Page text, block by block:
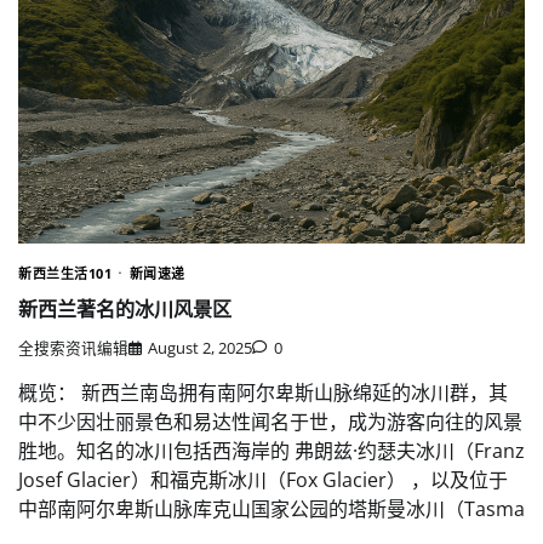
新西兰生活101 新闻速递
新西兰著名的冰川风景区
全搜索资讯编辑 August 2, 2025 0
概览： 新西兰南岛拥有南阿尔卑斯山脉绵延的冰川群，其
中不少因壮丽景色和易达性闻名于世，成为游客向往的风景
胜地。知名的冰川包括西海岸的 弗朗兹·约瑟夫冰川（Franz
Josef Glacier）和福克斯冰川（Fox Glacier） ，以及位于
中部南阿尔卑斯山脉库克山国家公园的塔斯曼冰川（Tasma